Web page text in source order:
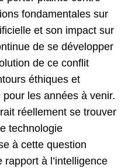
fondamentales sur
et son impact sur
de se développer
de ce conflit
éthiques et
les années à venir.
réellement se trouver
technologie
à cette question
à l’intelligence